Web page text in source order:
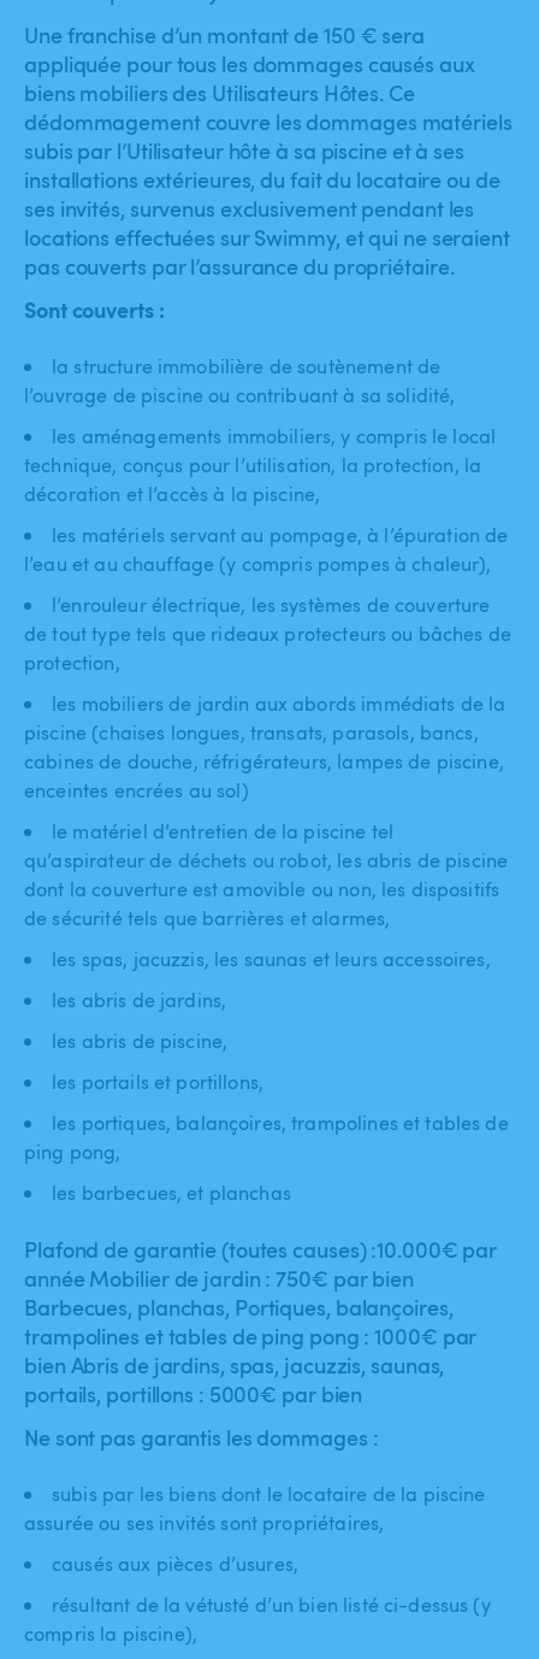
Une franchise d’un montant de 150 € sera
appliquée pour tous les dommages causés aux
biens mobiliers des Utilisateurs Hôtes. Ce
dédommagement couvre les dommages matériels
subis par l’Utilisateur hôte à sa piscine et à ses
installations extérieures, du fait du locataire ou de
ses invités, survenus exclusivement pendant les
locations effectuées sur Swimmy, et qui ne seraient
pas couverts par l’assurance du propriétaire.
Sont couverts :
la structure immobilière de soutènement de
l’ouvrage de piscine ou contribuant à sa solidité,
les aménagements immobiliers, y compris le local
technique, conçus pour l’utilisation, la protection, la
décoration et l’accès à la piscine,
les matériels servant au pompage, à l’épuration de
l’eau et au chauffage (y compris pompes à chaleur),
l’enrouleur électrique, les systèmes de couverture
de tout type tels que rideaux protecteurs ou bâches de
protection,
les mobiliers de jardin aux abords immédiats de la
piscine (chaises longues, transats, parasols, bancs,
cabines de douche, réfrigérateurs, lampes de piscine,
enceintes encrées au sol)
le matériel d’entretien de la piscine tel
qu’aspirateur de déchets ou robot, les abris de piscine
dont la couverture est amovible ou non, les dispositifs
de sécurité tels que barrières et alarmes,
les spas, jacuzzis, les saunas et leurs accessoires,
les abris de jardins,
les abris de piscine,
les portails et portillons,
les portiques, balançoires, trampolines et tables de
ping pong,
les barbecues, et planchas
Plafond de garantie (toutes causes) :10.000€ par
année Mobilier de jardin : 750€ par bien
Barbecues, planchas, Portiques, balançoires,
trampolines et tables de ping pong : 1000€ par
bien Abris de jardins, spas, jacuzzis, saunas,
portails, portillons : 5000€ par bien
Ne sont pas garantis les dommages :
subis par les biens dont le locataire de la piscine
assurée ou ses invités sont propriétaires,
causés aux pièces d’usures,
résultant de la vétusté d’un bien listé ci-dessus (y
compris la piscine),